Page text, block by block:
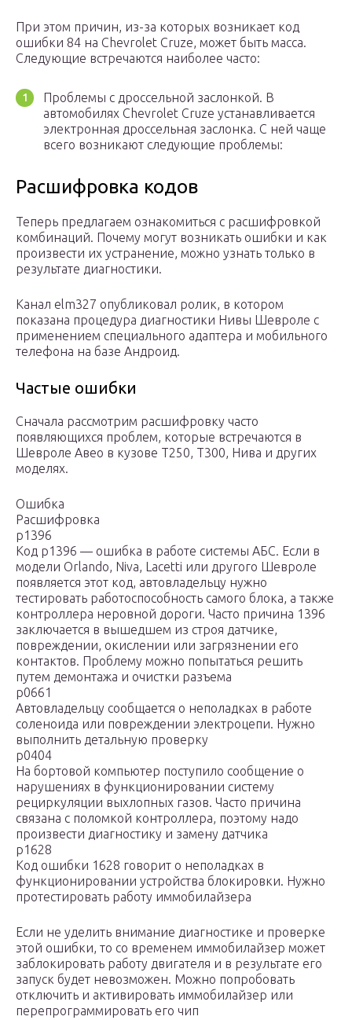
При этом причин, из-за которых возникает код
ошибки 84 на Chevrolet Cruze, может быть масса.
Следующие встречаются наиболее часто:
Проблемы с дроссельной заслонкой. В
автомобилях Chevrolet Cruze устанавливается
электронная дроссельная заслонка. С ней чаще
всего возникают следующие проблемы:
Расшифровка кодов
Теперь предлагаем ознакомиться с расшифровкой
комбинаций. Почему могут возникать ошибки и как
произвести их устранение, можно узнать только в
результате диагностики.
Канал elm327 опубликовал ролик, в котором
показана процедура диагностики Нивы Шевроле с
применением специального адаптера и мобильного
телефона на базе Андроид.
Частые ошибки
Сначала рассмотрим расшифровку часто
появляющихся проблем, которые встречаются в
Шевроле Авео в кузове T250, T300, Нива и других
моделях.
Ошибка
Расшифровка
p1396
Код р1396 — ошибка в работе системы АБС. Если в
модели Orlando, Niva, Lacetti или другого Шевроле
появляется этот код, автовладельцу нужно
тестировать работоспособность самого блока, а также
контроллера неровной дороги. Часто причина 1396
заключается в вышедшем из строя датчике,
повреждении, окислении или загрязнении его
контактов. Проблему можно попытаться решить
путем демонтажа и очистки разъема
p0661
Автовладельцу сообщается о неполадках в работе
соленоида или повреждении электроцепи. Нужно
выполнить детальную проверку
p0404
На бортовой компьютер поступило сообщение о
нарушениях в функционировании систему
рециркуляции выхлопных газов. Часто причина
связана с поломкой контроллера, поэтому надо
произвести диагностику и замену датчика
p1628
Код ошибки 1628 говорит о неполадках в
функционировании устройства блокировки. Нужно
протестировать работу иммобилайзера
Если не уделить внимание диагностике и проверке
этой ошибки, то со временем иммобилайзер может
заблокировать работу двигателя и в результате его
запуск будет невозможен. Можно попробовать
отключить и активировать иммобилайзер или
перепрограммировать его чип